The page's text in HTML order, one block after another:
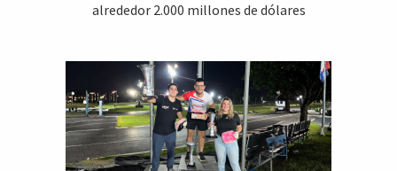
alrededor 2.000 millones de dólares